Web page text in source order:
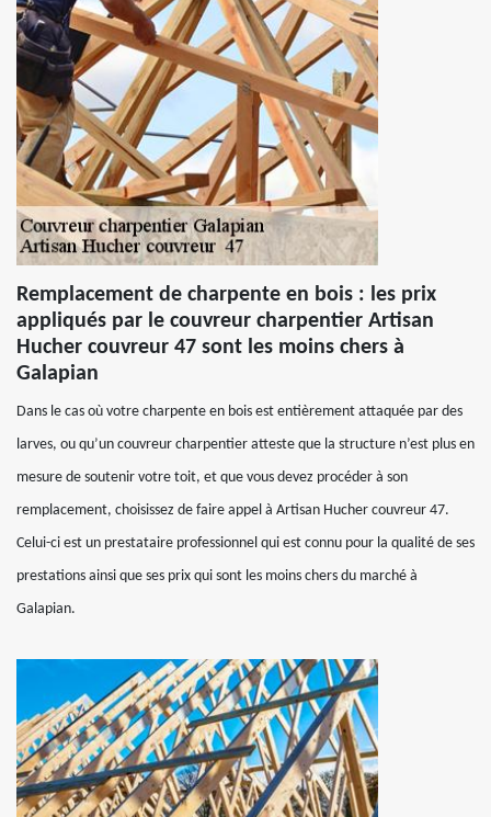
Remplacement de charpente en bois : les prix
appliqués par le couvreur charpentier Artisan
Hucher couvreur 47 sont les moins chers à
Galapian
Dans le cas où votre charpente en bois est entièrement attaquée par des
larves, ou qu’un couvreur charpentier atteste que la structure n’est plus en
mesure de soutenir votre toit, et que vous devez procéder à son
remplacement, choisissez de faire appel à Artisan Hucher couvreur 47.
Celui-ci est un prestataire professionnel qui est connu pour la qualité de ses
prestations ainsi que ses prix qui sont les moins chers du marché à
Galapian.